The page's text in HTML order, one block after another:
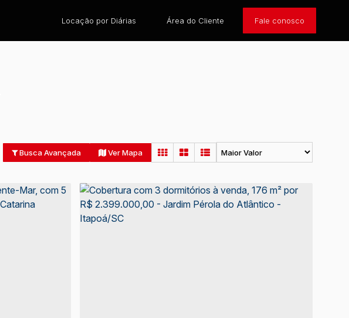
Fale conosco
Área do Cliente
Locação por Diárias
Busca Avançada Ver Mapa